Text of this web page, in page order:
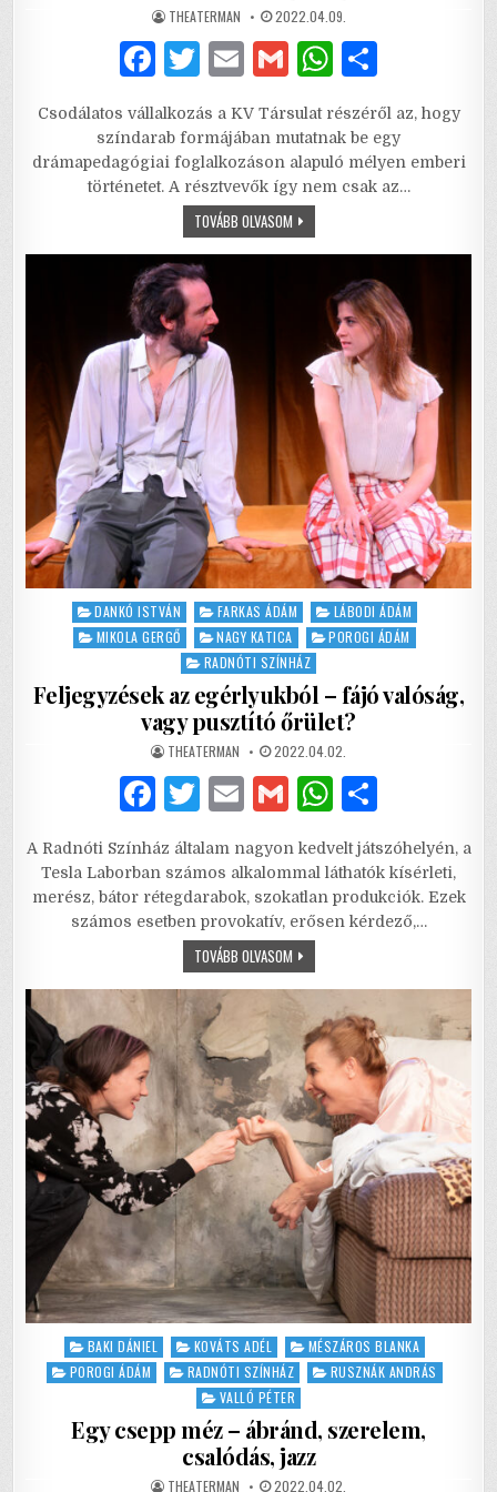
AUTHOR:
THEATERMAN PUBLISHED
DATE:
2022.04.09.
F
c
e
b
o
k
T
it
te
r
E
ai
l
G
ai
l
W
at
s
A
p
ar
e
Csodálatos vállalkozás a KV Társulat részéről az, hogy
színdarab formájában mutatnak be egy
drámapedagógiai foglalkozáson alapuló mélyen emberi
történetet. A résztvevők így nem csak az…
TOVÁBB OLVASOMKÖRTÜKÖR
–
Posted
in
DANKÓ ISTVÁN FARKAS ÁDÁM
LÁBODI ÁDÁM
MIKOLA GERGŐ
NAGY KATICA
POROGI ÁDÁM
RADNÓTI SZÍNHÁZ
Feljegyzések az egérlyukból – fájó valóság,
vagy pusztító őrület?
AUTHOR:
THEATERMAN PUBLISHED
DATE:
2022.04.02.
F
c
e
b
o
k
T
it
te
r
E
ai
l
G
ai
l
W
at
s
A
p
ar
e
A Radnóti Színház általam nagyon kedvelt játszóhelyén, a
Tesla Laborban számos alkalommal láthatók kísérleti,
merész, bátor rétegdarabok, szokatlan produkciók. Ezek
számos esetben provokatív, erősen kérdező,…
TOVÁBB OLVASOMFELJEGYZÉSEK
AZ
–
FÁJÓ
VALÓSÁG,
VAGY
PUSZTÍTÓ
ŐRÜLET?
Posted
in
BAKI DÁNIEL KOVÁTS ADÉL
MÉSZÁROS BLANKA
POROGI ÁDÁM
RADNÓTI SZÍNHÁZ
RUSZNÁK ANDRÁS
VALLÓ PÉTER
Egy csepp méz – ábránd, szerelem,
csalódás, jazz
AUTHOR:
THEATERMAN PUBLISHED
2022.04.02.